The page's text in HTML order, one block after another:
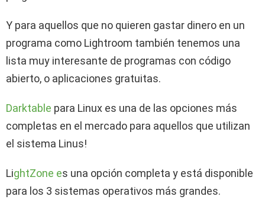
Y para aquellos que no quieren gastar dinero en un
programa como Lightroom también tenemos una
lista muy interesante de programas con código
abierto, o aplicaciones gratuitas.
Darktable para Linux es una de las opciones más
completas en el mercado para aquellos que utilizan
el sistema Linus!
LightZone es una opción completa y está disponible
para los 3 sistemas operativos más grandes.